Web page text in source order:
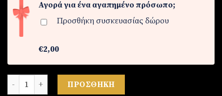
Αγορά για ένα αγαπημένο πρόσωπο;
Προσθήκη συσκευασίας δώρου
€2,00
Ρολόι ανδρικό από ατσάλι ποσότητα
ΠΡΟΣΘΉΚΗ